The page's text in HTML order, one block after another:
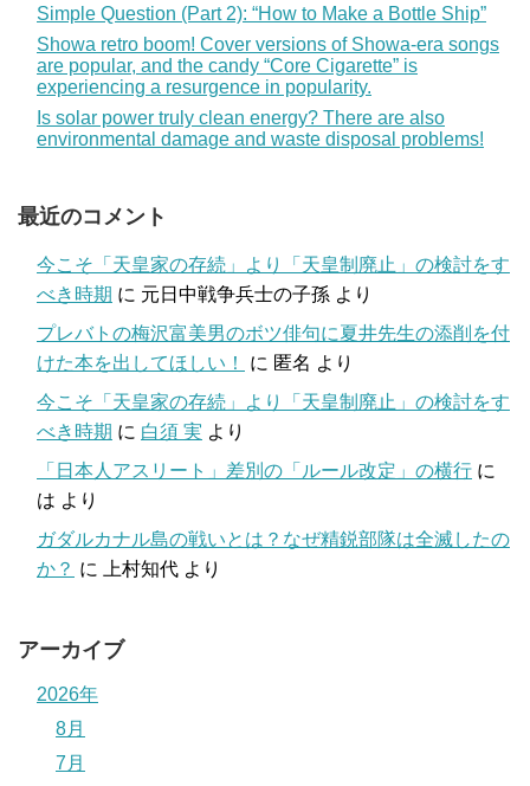
Simple Question (Part 2): “How to Make a Bottle Ship”
Showa retro boom! Cover versions of Showa-era songs
are popular, and the candy “Core Cigarette” is
experiencing a resurgence in popularity.
Is solar power truly clean energy? There are also
environmental damage and waste disposal problems!
最近のコメント
今こそ「天皇家の存続」より「天皇制廃止」の検討をす
べき時期 に 元日中戦争兵士の子孫 より
プレバトの梅沢富美男のボツ俳句に夏井先生の添削を付
けた本を出してほしい！
に 匿名 より
今こそ「天皇家の存続」より「天皇制廃止」の検討をす
べき時期 に 白須 実 より
「日本人アスリート」差別の「ルール改定」の横行 に
は より
ガダルカナル島の戦いとは？なぜ精鋭部隊は全滅したの
か？ に 上村知代 より
アーカイブ
2026年
8月
7月